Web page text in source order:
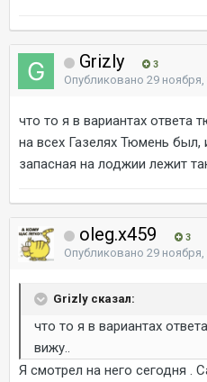
Grizly 3
Опубликовано 29 ноября,
что то я в вариантах
на всех Газелях Тюмень был,
запасная на лоджии лежит
oleg.x459 3
Опубликовано 29 ноября,
Grizly сказал:
что то я в вариантах
вижу..
Я смотрел на него сегодня .